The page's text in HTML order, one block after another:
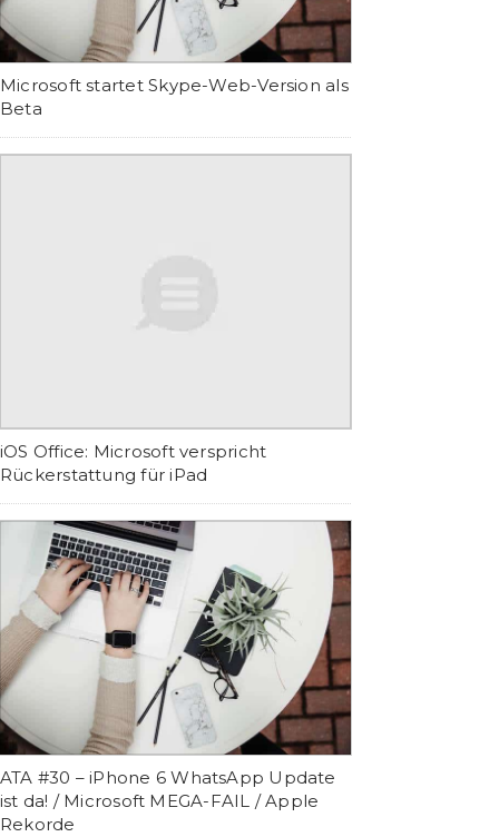
Microsoft startet Skype-Web-Version als
Beta
iOS Office: Microsoft verspricht
Rückerstattung für iPad
ATA #30 – iPhone 6 WhatsApp Update
ist da! / Microsoft MEGA-FAIL / Apple
Rekorde